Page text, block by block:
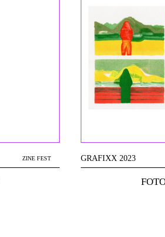
ZINE FEST GRAFIXX 2023